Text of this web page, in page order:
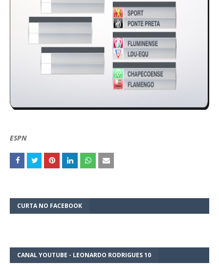
ESPN
CURTA NO FACEBOOK
CANAL YOUTUBE - LEONARDO RODRIGUES 10